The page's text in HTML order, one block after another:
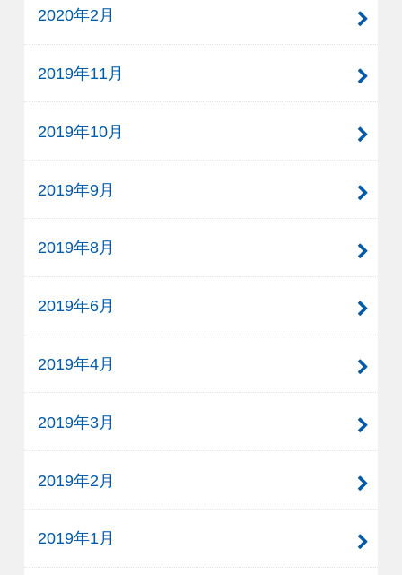
2020年2月
2019年11月
2019年10月
2019年9月
2019年8月
2019年6月
2019年4月
2019年3月
2019年2月
2019年1月